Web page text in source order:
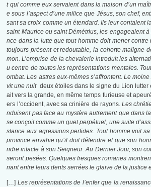
t qui comme eux servaient dans la maison d’un
e sous l’aspect d’une milice que Jésus, son chef,
sant sa croix comme un étendard. Ils leur contaient
saint Maurice ou saint Démétrius, les engageaient
nce dans la lutte que tout homme doit mener
toujours présent et redoutable, la cohorte maligne
mon. L’emprise de la chevalerie introduit les
u centre de toutes les représentations mentales.
ombat. Les astres eux-mêmes s’affrontent. Le
vit une nuit deux étoiles dans le signe du Lion lutter
ait vers la grande, en même temps furieuse et
ers l’occident, avec sa crinière de rayons. Les
nduisent pas face au mystère autrement que dans
se conçoit comme un guet perpétuel, une suite
stance aux agressions perfides. Tout homme voit
province envahie qu’il doit défendre et que son
ndre intacte à son Seigneur. Au Dernier Jour, son
seront pesées. Quelques fresques romanes
nant entre leurs dents serrées le glaive de la justice
[…] Les représentations de l’enfer que la